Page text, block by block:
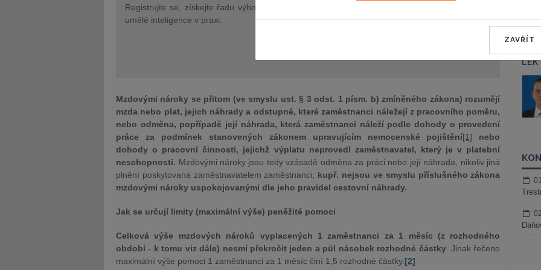
Registrujte se, získejte řadu výhod a jako dárek Vám zašleme aktuální online kurz na využití
umělé inteligence v praxi.
Mzdovými nároky se přitom (ve smyslu ust. § 3 odst. 1 písm. b) zmíněného zákona) rozumějí
mzda nebo plat, jejich náhrady a odstupné, které zaměstnanci náležejí z pracovního poměru,
nebo odměna, popřípadě její náhrada, která zaměstnanci náleží podle dohody o provedení
práce za podmínek stanovených zákonem upravujícím nemocenské pojištění[1] nebo
dohody o pracovní činnosti, jejichž výplatu neprovedl zaměstnavatel, který je v platební
neschopnosti. Mzdovými nároky jsou tedy vzásadě odměna za práci nebo její náhrada, nikoliv jiná
plnění poskytovaná zaměstnavatelem zaměstnanci,
kupř. nejsou ve smyslu příslušného zákona
mzdovými nároky uspokojovanými dle jeho pravidel cestovní náhrady.
Jak se určují limity (maximální výše) peněžité pomoci
Celková výše mzdových nároků vyplacených 1 zaměstnanci za 1 měsíc (z rozhodného
období - k tomu viz dále) nesmí překročit jeden a půl násobek rozhodné částky. Jinak řečeno
maximální výše pomoci 1 zaměstnanci za 1 měsíc činí 1,5 rozhodné částky. [2]
Kurzy lektora
Kurzy lektora
ZAVŘÍT